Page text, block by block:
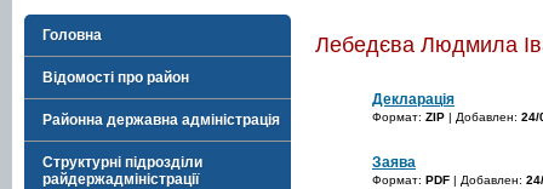
Головна
Відомості про район
Районна державна адміністрація
Структурні підрозділи
райдержадміністрації
Лебедєва Людмила
Декларація
Формат: ZIP | Добавлен: 24/
Заява
Формат: PDF | Добавлен: